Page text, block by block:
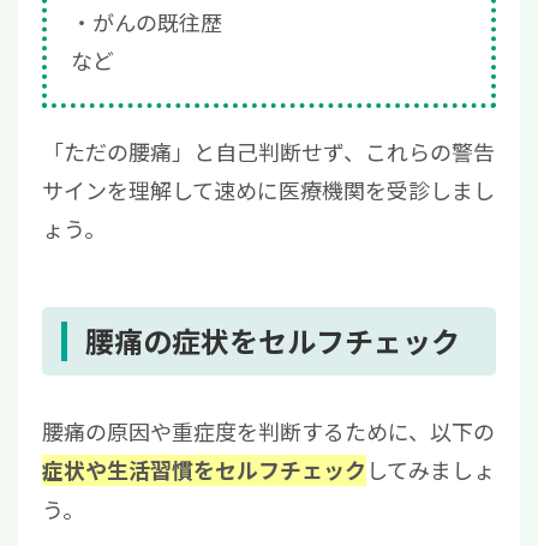
がんの既往歴
など
「ただの腰痛」と自己判断せず、これらの警告
サインを理解して速めに医療機関を受診しまし
ょう。
腰痛の症状をセルフチェック
腰痛の原因や重症度を判断するために、以下の
症状や生活習慣をセルフチェック してみましょ
う。